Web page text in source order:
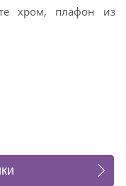
хром, плафон из